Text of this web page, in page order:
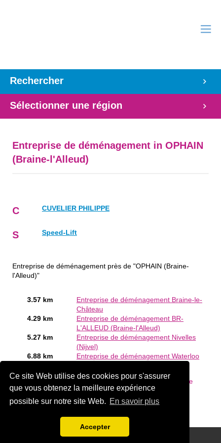
Ce site Web utilise des cookies pour s'assurer
que vous obtenez la meilleure expérience
possible sur notre site Web. En savoir plus
Accepter
Rechercher
Sélectionner une région
Entreprise de déménagement in OPHAIN
(Braine-l'Alleud)
C CUVELIER PHILIPPE
S Speed-Lift
Entreprise de déménagement près de "OPHAIN (Braine-
l'Alleud)"
3.57 km
Entreprise de déménagement Braine-le-
Château
4.29 km
Entreprise de déménagement BR-
L'ALLEUD (Braine-l'Alleud)
5.27 km
Entreprise de déménagement Nivelles
(Nijvel)
6.88 km
Entreprise de déménagement Waterloo
Êtes-vous ou connaissez-vous un Entreprise de
déménagement en OPHAIN (Braine-l'Alleud)?
Ajouter une
société gratuitement